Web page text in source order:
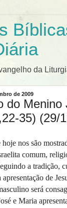
da
de 2009
do Menino
35) (29/
nos são
comum,
a tradição,
de
será
e Maria